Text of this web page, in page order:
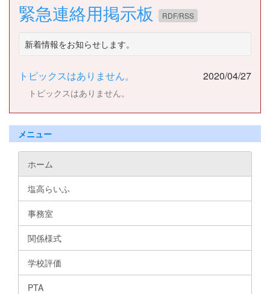
緊急連絡用掲示板 RDF/RSS
新着情報をお知らせします。
トピックスはありません。 2020/04/27
トピックスはありません。
メニュー
ホーム
塩高らいふ
事務室
関係様式
学校評価
PTA